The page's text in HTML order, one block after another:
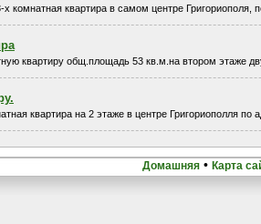
х комнатная квартира в самом центре
квартиру общ.площадь 53 кв.м.на втором этаже
квартира на 2 этаже в центре Григориополля по
Домашняя • Карта